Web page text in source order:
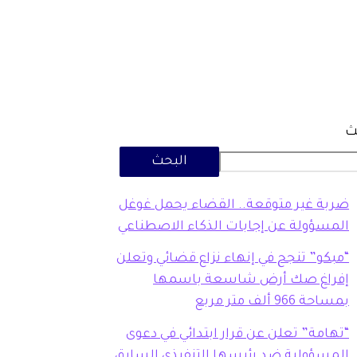
البحث
ضربة غير متوقعة.. القضاء يحمل غوغل
المسؤولة عن إجابات الذكاء الاصطناعي
“مبكو” تنجح في إنهاء نزاع قضائي وتعلن
إفراغ صك أرض شاسعة باسمها
بمساحة 966 ألف متر مربع
“تهامة” تعلن عن قرار ابتدائي في دعوى